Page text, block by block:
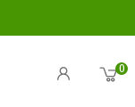
0